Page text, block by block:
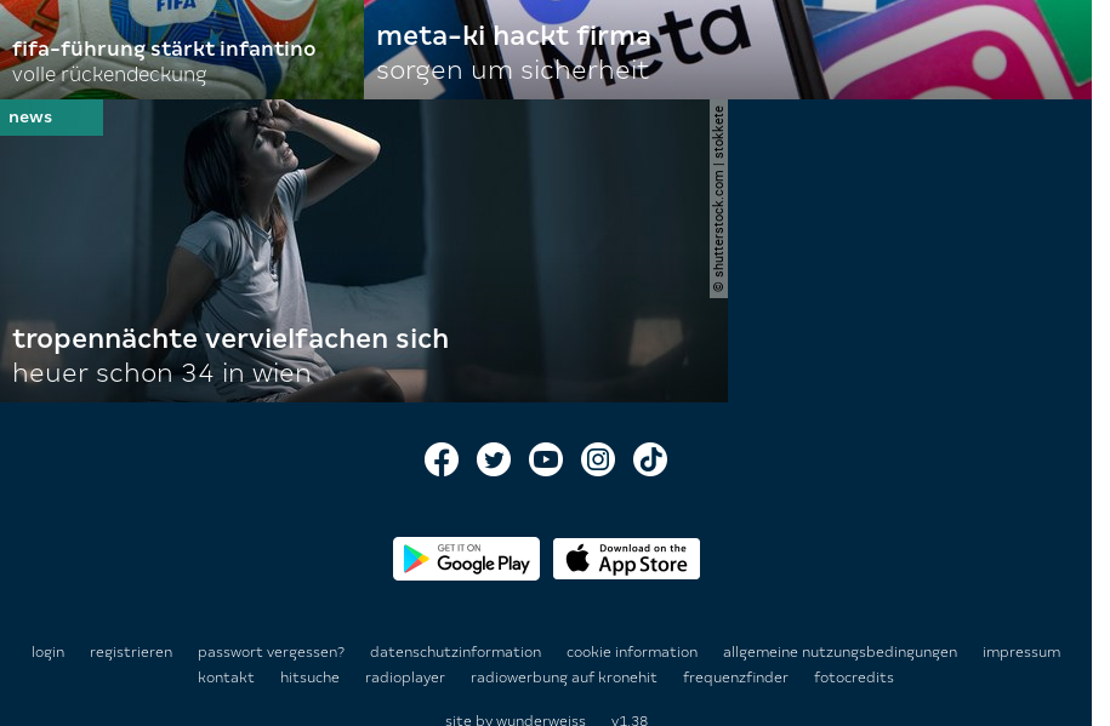
fifa-führung stärkt infantino
volle rückendeckung
meta-ki hackt firma
sorgen um sicherheit
© shutterstock.com | stokkete
tropennächte vervielfachen sich
heuer schon 34 in wien
login registrieren passwort vergessen? datenschutzinformation cookie information allgemeine nutzungsbedingungen
impressum
kontakt
hitsuche radioplayer radiowerbung auf kronehit frequenzfinder fotocredits
site by wunderweiss v1.38